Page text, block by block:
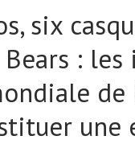
six
Bears :
une